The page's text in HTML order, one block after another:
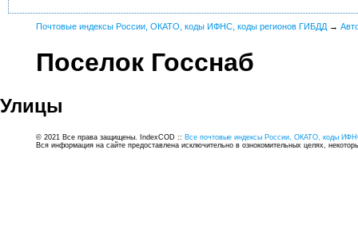
Почтовые индексы России, ОКАТО, коды ИФНС, коды регионов ГИБДД →
Поселок Госснаб
Улицы
© 2021 Все права защищены. IndexCOD :: Все почтовые индексы России, ОКАТО, коды
Вся информация на сайте предоставлена исключительно в ознокомительных целях,